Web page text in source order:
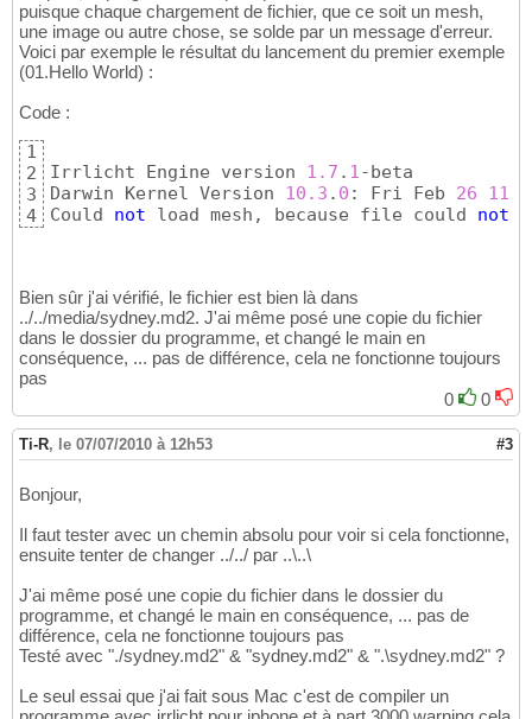
puisque chaque chargement de fichier, que ce soit un mesh,
une image ou autre chose, se solde par un message d'erreur.
Voici par exemple le résultat du lancement du premier exemple
(01.Hello World) :
Code :
1
2
3
4
Irrlicht Engine version 1.7 . 1-beta
Darwin Kernel Version 10.3 . 0 : Fri Feb 26 11
Could not load mesh, because file could not
Bien sûr j'ai vérifié, le fichier est bien là dans
../../media/sydney.md2. J'ai même posé une copie du fichier
dans le dossier du programme, et changé le main en
conséquence, ... pas de différence, cela ne fonctionne toujours
pas
0
0
Ti-R, le 07/07/2010 à 12h53 #3
Bonjour,
Il faut tester avec un chemin absolu pour voir si cela fonctionne,
ensuite tenter de changer ../../ par ..\..\
J'ai même posé une copie du fichier dans le dossier du
programme, et changé le main en conséquence, ... pas de
différence, cela ne fonctionne toujours pas
Testé avec "./sydney.md2" & "sydney.md2" & ".\sydney.md2" ?
Le seul essai que j'ai fait sous Mac c'est de compiler un